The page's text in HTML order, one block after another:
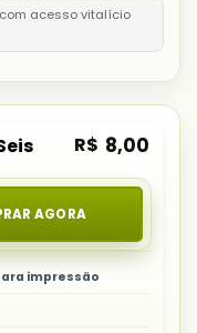
acesso vitalício
R$ 8,00
AGORA
impressão